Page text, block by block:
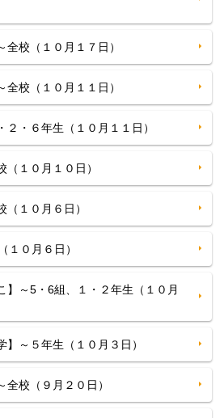
全校（１０月１７日）
全校（１０月１１日）
２・６年生（１０月１１日）
（１０月１０日）
（１０月６日）
１０月６日）
】～5・6組、１・２年生（１０月
】～５年生（１０月３日）
全校（９月２０日）